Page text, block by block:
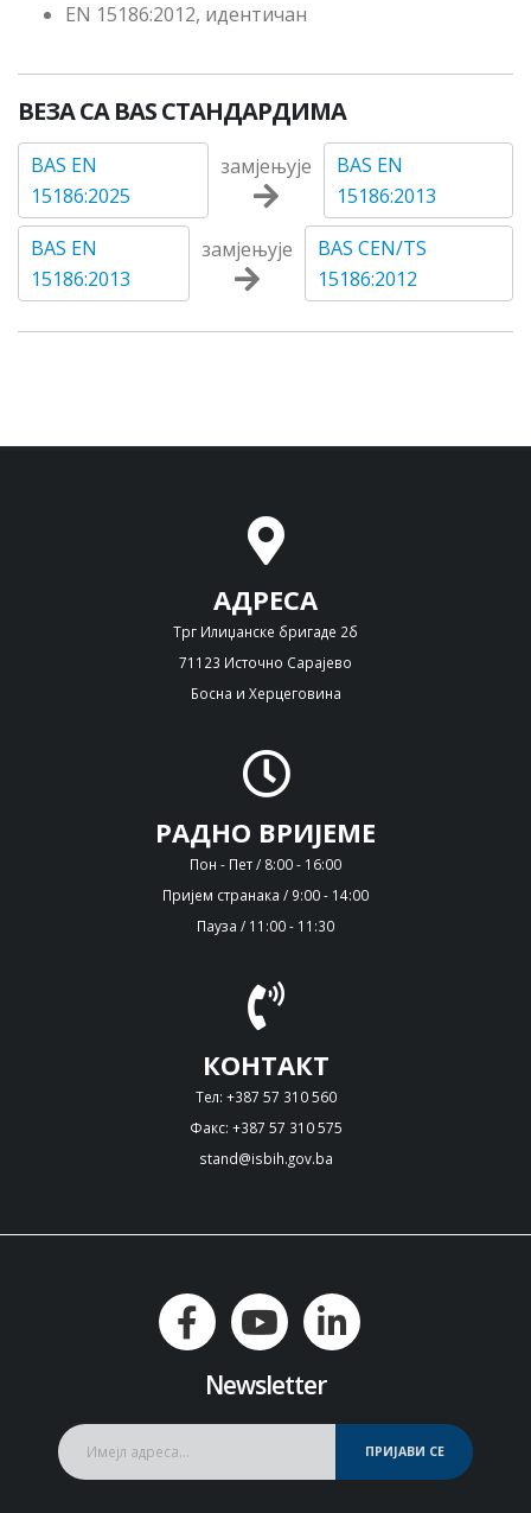
EN 15186:2012, идентичан
ВЕЗА СА BAS СТАНДАРДИМА
BAS EN
15186:2025
замјењује
BAS EN
15186:2013
BAS EN
15186:2013
замјењује
BAS CEN/TS
15186:2012
АДРЕСА
Трг Илиџанске бригаде 2б
71123 Источно Сарајево
Босна и Херцеговина
РАДНО ВРИЈЕМЕ
Пон - Пет / 8:00 - 16:00
Пријем странака / 9:00 - 14:00
Пауза / 11:00 - 11:30
КОНТАКТ
Тел: +387 57 310 560
Факс: +387 57 310 575
stand@isbih.gov.ba
Newsletter
ПРИЈАВИ СЕ